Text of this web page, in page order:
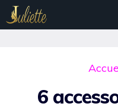
Aller
au
6